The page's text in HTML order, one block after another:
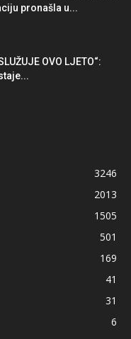
pronašla u...
OVO LJETO“:
3246
2013
1505
501
169
41
31
6